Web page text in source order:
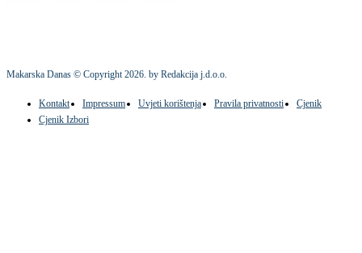
Makarska Danas © Copyright2026. by Redakcija j.d.o.o.
Kontakt Impressum Uvjeti korištenja Pravila privatnosti
Cjenik
Cjenik Izbori